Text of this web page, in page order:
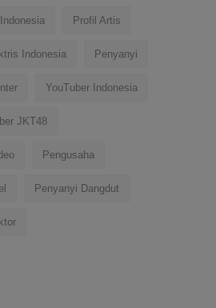
Profil Artis
Indonesia Penyanyi
YouTuber Indonesia
JKT48
Pengusaha
Penyanyi Dangdut